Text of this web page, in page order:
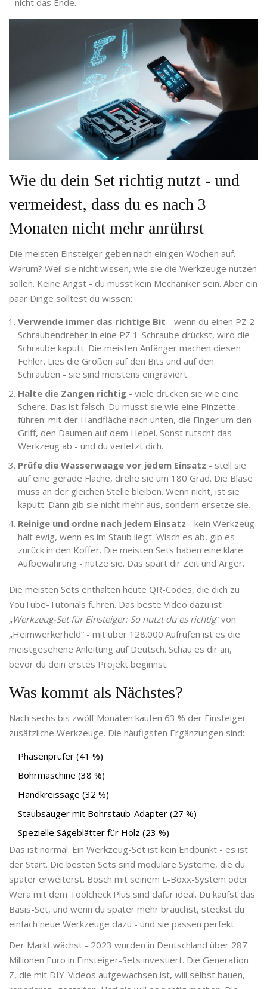
- nicht das Ende.
Wie du dein Set richtig nutzt - und
vermeidest, dass du es nach 3
Monaten nicht mehr anrührst
Die meisten Einsteiger geben nach einigen Wochen auf.
Warum? Weil sie nicht wissen, wie sie die Werkzeuge nutzen
sollen. Keine Angst - du musst kein Mechaniker sein. Aber ein
paar Dinge solltest du wissen:
Verwende immer das richtige Bit - wenn du einen PZ 2-
Schraubendreher in eine PZ 1-Schraube drückst, wird die
Schraube kaputt. Die meisten Anfänger machen diesen
Fehler. Lies die Größen auf den Bits und auf den
Schrauben - sie sind meistens eingraviert.
Halte die Zangen richtig - viele drücken sie wie eine
Schere. Das ist falsch. Du musst sie wie eine Pinzette
führen: mit der Handfläche nach unten, die Finger um den
Griff, den Daumen auf dem Hebel. Sonst rutscht das
Werkzeug ab - und du verletzt dich.
Prüfe die Wasserwaage vor jedem Einsatz - stell sie
auf eine gerade Fläche, drehe sie um 180 Grad. Die Blase
muss an der gleichen Stelle bleiben. Wenn nicht, ist sie
kaputt. Dann gib sie nicht mehr aus, sondern ersetze sie.
Reinige und ordne nach jedem Einsatz - kein Werkzeug
hält ewig, wenn es im Staub liegt. Wisch es ab, gib es
zurück in den Koffer. Die meisten Sets haben eine klare
Aufbewahrung - nutze sie. Das spart dir Zeit und Ärger.
Die meisten Sets enthalten heute QR-Codes, die dich zu
YouTube-Tutorials führen. Das beste Video dazu ist
„Werkzeug-Set für Einsteiger: So nutzt du es richtig“ von
„Heimwerkerheld“ - mit über 128.000 Aufrufen ist es die
meistgesehene Anleitung auf Deutsch. Schau es dir an,
bevor du dein erstes Projekt beginnst.
Was kommt als Nächstes?
Nach sechs bis zwölf Monaten kaufen 63 % der Einsteiger
zusätzliche Werkzeuge. Die häufigsten Ergänzungen sind:
Phasenprüfer (41 %)
Bohrmaschine (38 %)
Handkreissäge (32 %)
Staubsauger mit Bohrstaub-Adapter (27 %)
Spezielle Sägeblätter für Holz (23 %)
Das ist normal. Ein Werkzeug-Set ist kein Endpunkt - es ist
der Start. Die besten Sets sind modulare Systeme, die du
später erweiterst. Bosch mit seinem L-Boxx-System oder
Wera mit dem Toolcheck Plus sind dafür ideal. Du kaufst das
Basis-Set, und wenn du später mehr brauchst, steckst du
einfach neue Werkzeuge dazu - und sie passen perfekt.
Der Markt wächst - 2023 wurden in Deutschland über 287
Millionen Euro in Einsteiger-Sets investiert. Die Generation
Z, die mit DIY-Videos aufgewachsen ist, will selbst bauen,